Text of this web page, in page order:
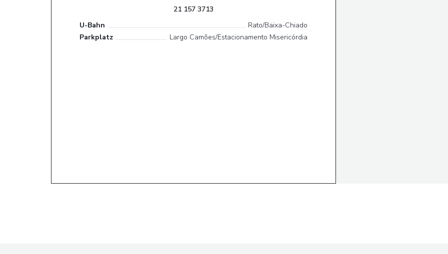
21 157 3713
U-Bahn
Rato/Baixa-Chiado
Parkplatz
Largo Camões/Estacionamento Misericórdia